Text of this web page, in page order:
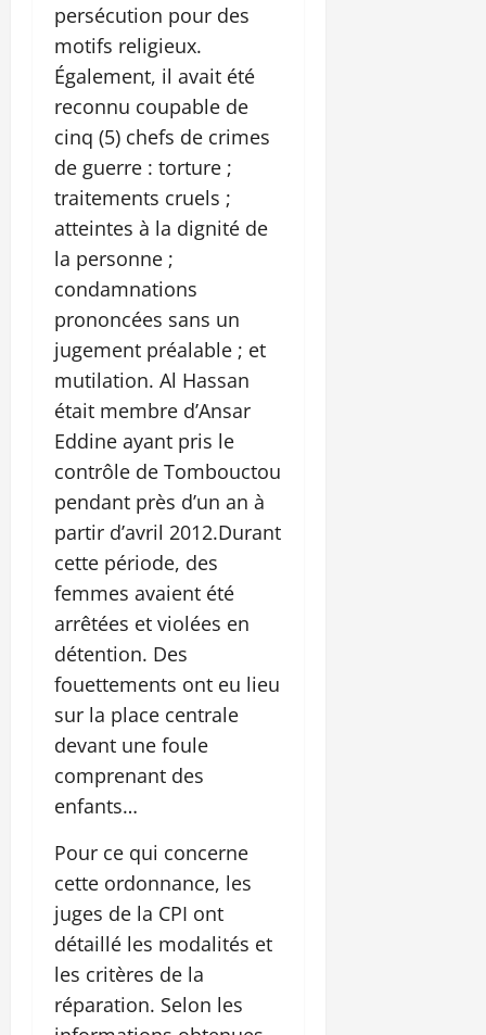
persécution pour des
motifs religieux.
Également, il avait été
reconnu coupable de
cinq (5) chefs de crimes
de guerre : torture ;
traitements cruels ;
atteintes à la dignité de
la personne ;
condamnations
prononcées sans un
jugement préalable ; et
mutilation. Al Hassan
était membre d’Ansar
Eddine ayant pris le
contrôle de Tombouctou
pendant près d’un an à
partir d’avril 2012.Durant
cette période, des
femmes avaient été
arrêtées et violées en
détention. Des
fouettements ont eu lieu
sur la place centrale
devant une foule
comprenant des
enfants…
Pour ce qui concerne
cette ordonnance, les
juges de la CPI ont
détaillé les modalités et
les critères de la
réparation. Selon les